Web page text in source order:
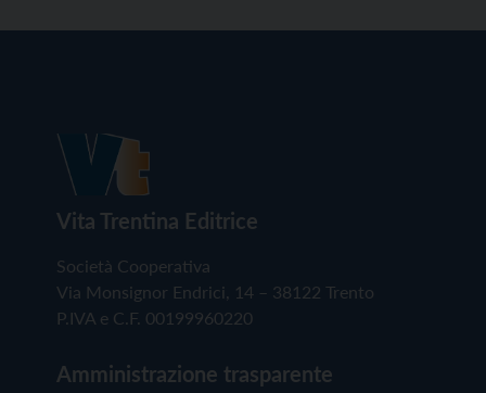
Vita Trentina Editrice
Società Cooperativa
Via Monsignor Endrici, 14 – 38122 Trento
P.IVA e C.F. 00199960220
Amministrazione trasparente